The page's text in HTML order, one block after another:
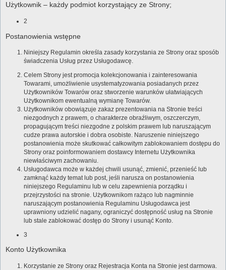
Użytkownik – każdy podmiot korzystający ze Strony;
2
Postanowienia wstępne
Niniejszy Regulamin określa zasady korzystania ze Strony oraz sposób
świadczenia Usług przez Usługodawcę.
Celem Strony jest promocja kolekcjonowania i zainteresowania
Towarami, umożliwienie usystematyzowania posiadanych przez
Użytkowników Towarów oraz stworzenie warunków ułatwiających
Użytkownikom ewentualną wymianę Towarów.
Użytkowników obowiązuje zakaz prezentowania na Stronie treści
niezgodnych z prawem, o charakterze obraźliwym, oszczerczym,
propagującym treści niezgodne z polskim prawem lub naruszającym
cudze prawa autorskie i dobra osobiste. Naruszenie niniejszego
postanowienia może skutkować całkowitym zablokowaniem dostępu do
Strony oraz poinformowaniem dostawcy Internetu Użytkownika
niewłaściwym zachowaniu.
Usługodawca może w każdej chwili usunąć, zmienić, przenieść lub
zamknąć każdy temat lub post, jeśli narusza on postanowienia
niniejszego Regulaminu lub w celu zapewnienia porządku i
przejrzystości na stronie. Użytkownikom rażąco lub nagminnie
naruszającym postanowienia Regulaminu Usługodawca jest
uprawniony udzielić nagany, ograniczyć dostępność usług na Stronie
lub stale zablokować dostęp do Strony i usunąć Konto.
3
Konto Użytkownika
Korzystanie ze Strony oraz Rejestracja Konta na Stronie jest darmowa.